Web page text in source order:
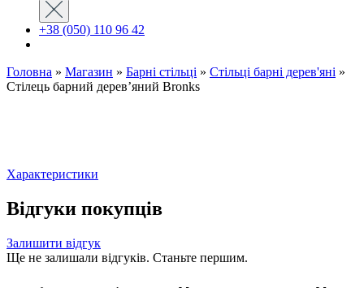
+38 (050) 110 96 42
Головна » Магазин » Барні стільці » Стільці барні дерев'яні »
Стілець барний дерев’яний Bronks
Характеристики
Відгуки покупців
Залишити відгук
Ще не залишали відгуків. Станьте першим.